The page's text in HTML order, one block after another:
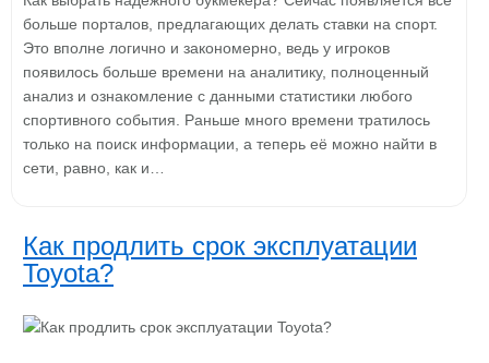
больше порталов, предлагающих делать ставки на спорт.
Это вполне логично и закономерно, ведь у игроков
появилось больше времени на аналитику, полноценный
анализ и ознакомление с данными статистики любого
спортивного события. Раньше много времени тратилось
только на поиск информации, а теперь её можно найти в
сети, равно, как и…
Как продлить срок эксплуатации
Toyota?